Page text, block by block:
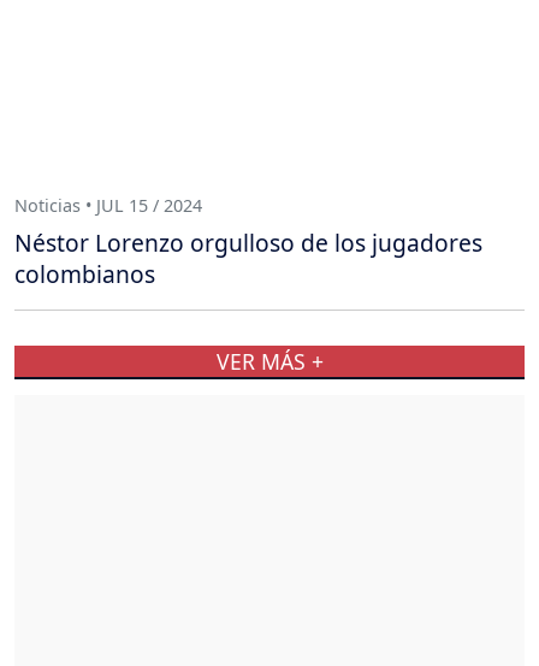
Noticias • JUL 15 / 2024
Néstor Lorenzo orgulloso de los jugadores
colombianos
VER MÁS +